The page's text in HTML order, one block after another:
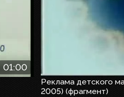
01:00
Реклама детского
2005) (фрагмент)